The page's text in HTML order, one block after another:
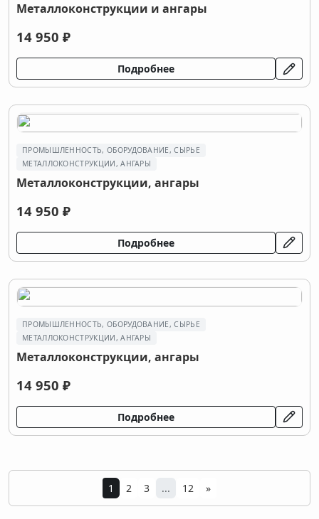
Металлоконструкции и ангары
14 950 ₽
Подробнее
ПРОМЫШЛЕННОСТЬ, ОБОРУДОВАНИЕ, СЫРЬЕ
МЕТАЛЛОКОНСТРУКЦИИ, АНГАРЫ
Металлоконструкции, ангары
14 950 ₽
Подробнее
ПРОМЫШЛЕННОСТЬ, ОБОРУДОВАНИЕ, СЫРЬЕ
МЕТАЛЛОКОНСТРУКЦИИ, АНГАРЫ
Металлоконструкции, ангары
14 950 ₽
Подробнее
1 2 3 ... 12 »